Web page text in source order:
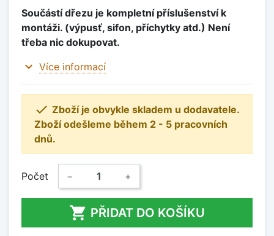
Součástí dřezu je kompletní příslušenství k
montáži. (výpusť, sifon, příchytky atd.) Není
třeba nic dokupovat.
expand_more Více informací
 Zboží je obvykle skladem u dodavatele.
Zboží odešleme během 2 - 5 pracovních
dnů.
Počet − +
 PŘIDAT DO KOŠÍKU